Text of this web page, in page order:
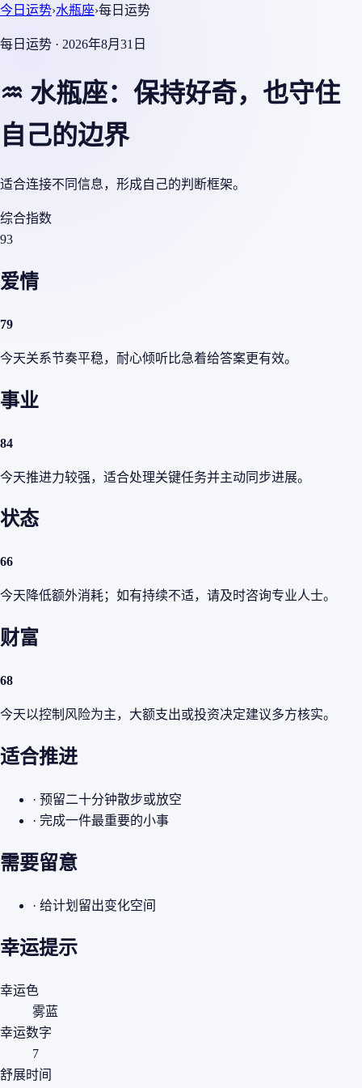
今日运势›水瓶座›每日运势
每日运势 · 2026年8月31日
♒ 水瓶座：保持好奇，也守住
自己的边界
适合连接不同信息，形成自己的判断框架。
综合指数
93
爱情
79
今天关系节奏平稳，耐心倾听比急着给答案更有效。
事业
84
今天推进力较强，适合处理关键任务并主动同步进展。
状态
66
今天降低额外消耗；如有持续不适，请及时咨询专业人士。
财富
68
今天以控制风险为主，大额支出或投资决定建议多方核实。
适合推进
· 预留二十分钟散步或放空
· 完成一件最重要的小事
需要留意
· 给计划留出变化空间
幸运提示
幸运色
雾蓝
幸运数字
7
舒展时间